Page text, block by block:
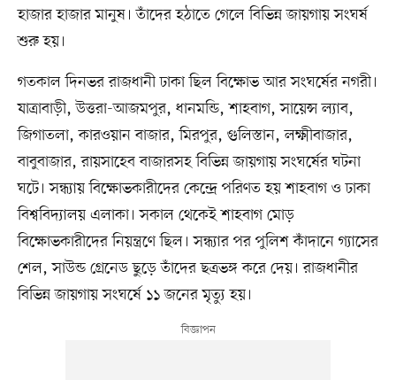
হাজার হাজার মানুষ। তাঁদের হঠাতে গেলে বিভিন্ন জায়গায় সংঘর্ষ
শুরু হয়।
গতকাল দিনভর রাজধানী ঢাকা ছিল বিক্ষোভ আর সংঘর্ষের নগরী।
যাত্রাবাড়ী, উত্তরা-আজমপুর, ধানমন্ডি, শাহবাগ, সায়েন্স ল্যাব,
জিগাতলা, কারওয়ান বাজার, মিরপুর, গুলিস্তান, লক্ষ্মীবাজার,
বাবুবাজার, রায়সাহেব বাজারসহ বিভিন্ন জায়গায় সংঘর্ষের ঘটনা
ঘটে। সন্ধ্যায় বিক্ষোভকারীদের কেন্দ্রে পরিণত হয় শাহবাগ ও ঢাকা
বিশ্ববিদ্যালয় এলাকা। সকাল থেকেই শাহবাগ মোড়
বিক্ষোভকারীদের নিয়ন্ত্রণে ছিল। সন্ধ্যার পর পুলিশ কাঁদানে গ্যাসের
শেল, সাউন্ড গ্রেনেড ছুড়ে তাঁদের ছত্রভঙ্গ করে দেয়। রাজধানীর
বিভিন্ন জায়গায় সংঘর্ষে ১১ জনের মৃত্যু হয়।